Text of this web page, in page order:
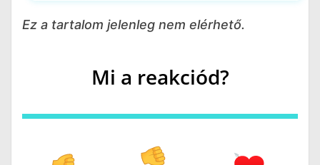
Ez a tartalom jelenleg nem elérhető.
Mi a reakciód?